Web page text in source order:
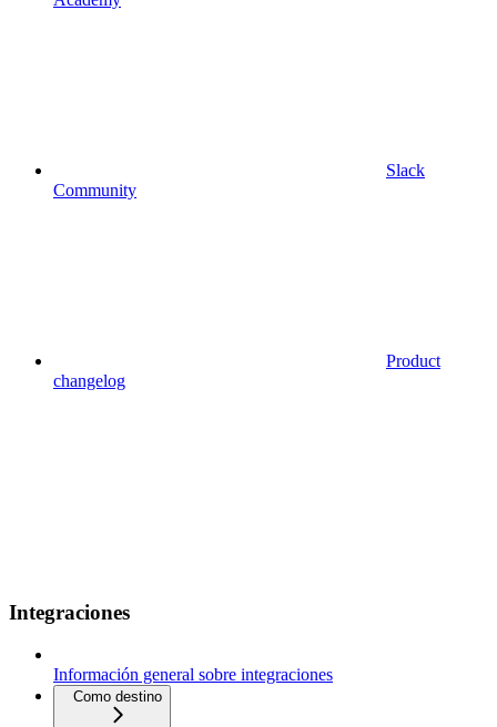
Slack
Community
Product
changelog
Integraciones
Información general sobre integraciones
Como destino